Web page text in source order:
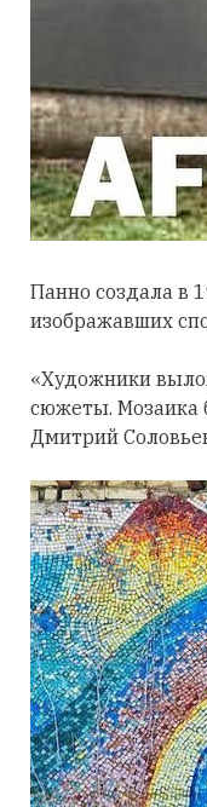
Панно создала в
изображавших
«Художники
сюжеты. Мозаика
Дмитрий